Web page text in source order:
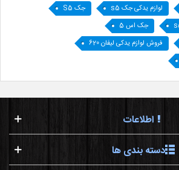
لوازم یدکی جک s5
جک S5
جک اس 5
فروش لوازم یدکی لیفان 620
اطلاعات
دسته بندی ها